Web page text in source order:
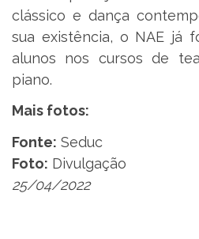
clássico e dança
sua existência, o NAE já
alunos nos cursos de
piano.
Mais fotos:
Fonte: Seduc
Foto: Divulgação
25/04/2022